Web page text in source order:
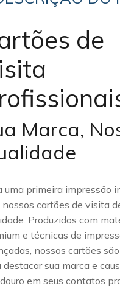
de
Marca,
uma primeira impressão
nossos cartões de visita
Produzidos com
e técnicas de
nossos cartões
destacar sua marca e
em seus contatos